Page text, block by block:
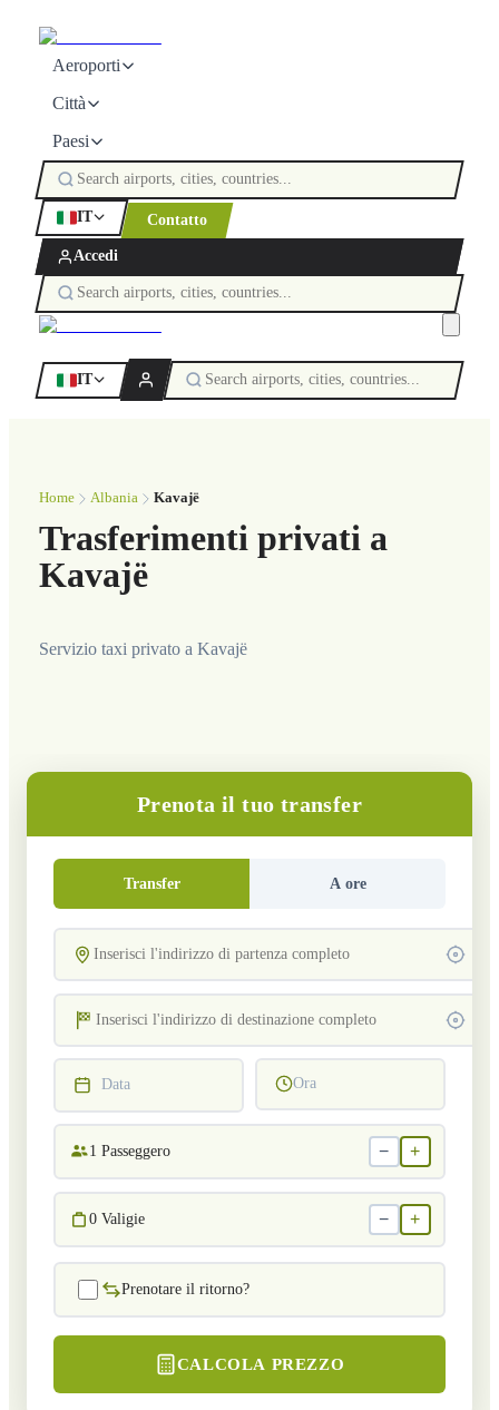
Aeroporti
Città
Paesi
IT Contatto
Accedi
IT
Home Albania Kavajë
Trasferimenti privati a
Kavajë
Servizio taxi privato a Kavajë
Prenota il tuo transfer
Transfer A ore
Data Ora
1 Passeggero − +
0 Valigie − +
Prenotare il ritorno?
CALCOLA PREZZO